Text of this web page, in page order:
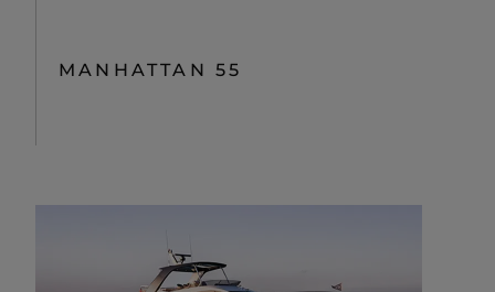
MANHATTAN 55